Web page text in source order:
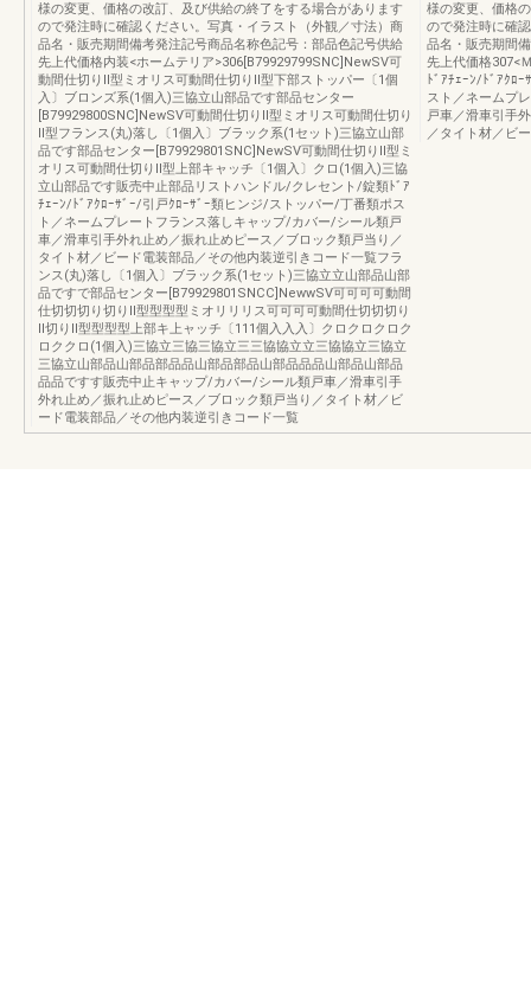
様の変更、価格の改訂、及び供給の終了をする場合があります
ので発注時に確認ください。写真・イラスト（外観／寸法）商
品名・販売期間備考発注記号商品名称色記号：部品色記号供給
先上代価格内装<ホームテリア>306[B79929799SNC]NewSV可
動間仕切りⅡ型ミオリス可動間仕切りⅡ型下部ストッパー〔1個
入〕ブロンズ系(1個入)三協立山部品です部品センター
[B79929800SNC]NewSV可動間仕切りⅡ型ミオリス可動間仕切り
Ⅱ型フランス(丸)落し〔1個入〕ブラック系(1セット)三協立山部
品です部品センター[B79929801SNC]NewSV可動間仕切りⅡ型ミ
オリス可動間仕切りⅡ型上部キャッチ〔1個入〕クロ(1個入)三協
立山部品です販売中止部品リストハンドル/クレセント/錠類ﾄﾞｱ
ﾁｪｰﾝ/ﾄﾞｱｸﾛｰｻﾞｰ/引戸ｸﾛｰｻﾞｰ類ヒンジ/ストッパー/丁番類ポス
ト／ネームプレートフランス落しキャップ/カバー/シール類戸
車／滑車引手外れ止め／振れ止めピース／ブロック類戸当り／
タイト材／ビード電装部品／その他内装逆引きコード一覧フラ
ンス(丸)落し〔1個入〕ブラック系(1セット)三協立立山部品山部
品ですで部品センター[B79929801SNCC]NewwSV可可可可動間
仕切切切り切りⅡ型型型型ミオリリリス可可可可動間仕切切切り
Ⅱ切りⅡ型型型型上部キ上ャッチ〔111個入入入〕クロクロクロク
ロククロ(1個入)三協立三協三協立三三協協立立三協協立三協立
三協立山部品山部品部品品山部品部品山部品品品山部品山部品
品品ですす販売中止キャップ/カバー/シール類戸車／滑車引手
外れ止め／振れ止めピース／ブロック類戸当り／タイト材／ビ
ード電装部品／その他内装逆引きコード一覧
様の変更、価格
ので発注時に確
品名・販売期間
先上代価格307<
ﾄﾞｱﾁｪｰﾝ/ﾄﾞｱｸﾛ
スト／ネームプ
戸車／滑車引手
／タイト材／ビ